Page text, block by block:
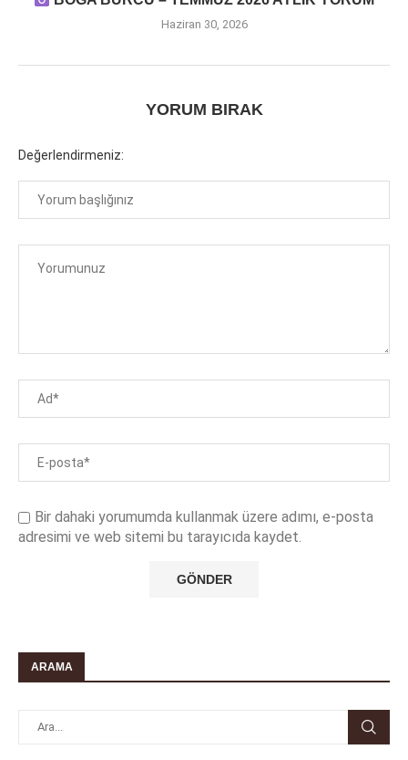
Haziran 30, 2026
YORUM BIRAK
Değerlendirmeniz:
Bir dahaki yorumumda kullanmak üzere adımı, e-posta
adresimi ve web sitemi bu tarayıcıda kaydet.
ARAMA